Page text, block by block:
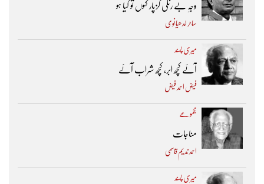
وجہِ بے رنگی گزپار کہوں تو کیا ہو
ساحر لدھیانوی
میری پسند
آئے کچھ ابر، کچھ شراب آئے
فیض احمد فیض
مجموعے
مناجات
احمد ندیم قاسمی
میری پسند